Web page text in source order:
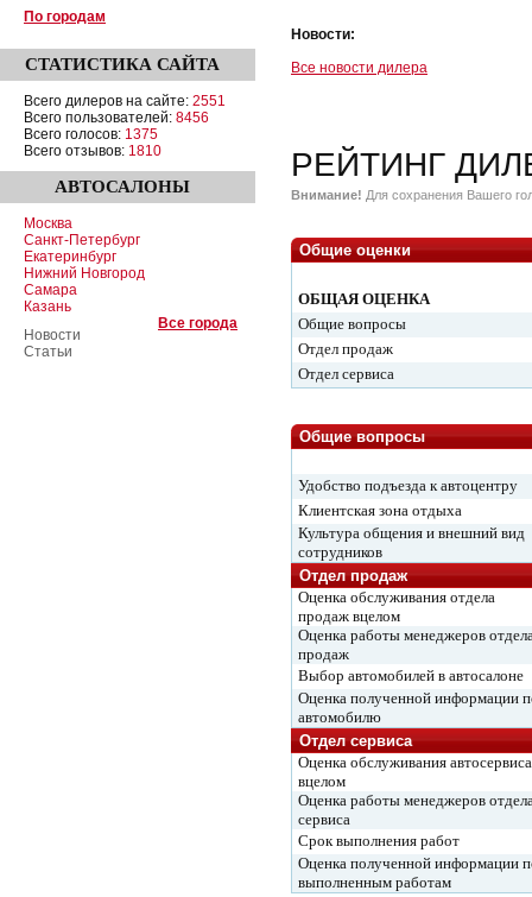
По городам
СТАТИСТИКА САЙТА
Всего дилеров на сайте: 2551
Всего пользователей: 8456
Всего голосов: 1375
Всего отзывов: 1810
АВТОСАЛОНЫ
Москва
Санкт-Петербург
Екатеринбург
Нижний Новгород
Самара
Казань
Все города
Новости
Статьи
Новости:
Все новости дилера
РЕЙТИНГ
Внимание! Для сохранения Вашего
Общие оценки
ОБЩАЯ ОЦЕНКА
Общие вопросы
Отдел продаж
Отдел сервиса
Общие вопросы
Удобство подъезда к автоцентру
Клиентская зона отдыха
Культура общения и внешний вид
сотрудников
Отдел продаж
Оценка обслуживания отдела
продаж вцелом
Оценка работы менеджеров
продаж
Выбор автомобилей в автосалоне
Оценка полученной информации
автомобилю
Отдел сервиса
Оценка обслуживания автосервиса
вцелом
Оценка работы менеджеров
сервиса
Срок выполнения работ
Оценка полученной информации
выполненным работам